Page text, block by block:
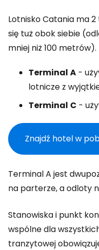
Lotnisko Catania ma
się tuż obok siebie
mniej niż 100 metrów).
Terminal A -
lotnicze z
Terminal C -
Znajdź hotel w
Terminal A jest
na parterze, a odloty
Stanowiska i punkt
wspólne dla
tranzytowej